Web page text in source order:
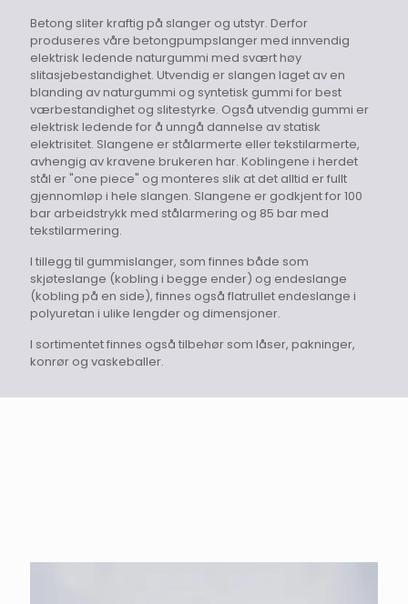
Betong sliter kraftig på slanger og utstyr. Derfor
produseres våre betongpumpslanger med innvendig
elektrisk ledende naturgummi med svært høy
slitasjebestandighet. Utvendig er slangen laget av en
blanding av naturgummi og syntetisk gummi for best
værbestandighet og slitestyrke. Også utvendig gummi er
elektrisk ledende for å unngå dannelse av statisk
elektrisitet. Slangene er stålarmerte eller tekstilarmerte,
avhengig av kravene brukeren har. Koblingene i herdet
stål er "one piece" og monteres slik at det alltid er fullt
gjennomløp i hele slangen. Slangene er godkjent for 100
bar arbeidstrykk med stålarmering og 85 bar med
tekstilarmering.
I tillegg til gummislanger, som finnes både som
skjøteslange (kobling i begge ender) og endeslange
(kobling på en side), finnes også flatrullet endeslange i
polyuretan i ulike lengder og dimensjoner.
I sortimentet finnes også tilbehør som låser, pakninger,
konrør og vaskeballer.